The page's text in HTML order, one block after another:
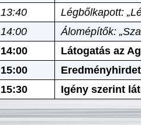
13:40
Légbőlkapott:
14:00
Álomépítők:
14:00
Látogatás az
15:00
15:30
Igény szerint